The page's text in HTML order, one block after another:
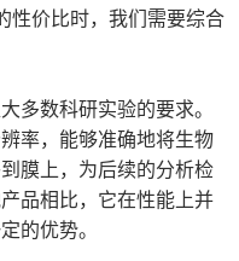
性价比时，我们需要综合
多数科研实验的要求。
率，能够准确地将生物
膜上，为后续的分析检
品相比，它在性能上并
的优势。